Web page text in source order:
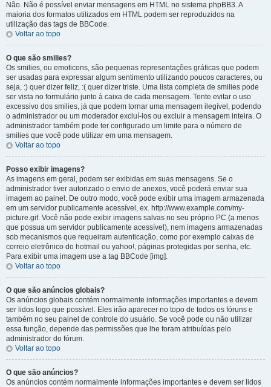
Não. Não é possível enviar mensagens em HTML no sistema phpBB3. A
maioria dos formatos utilizados em HTML podem ser reproduzidos na
utilização das tags de BBCode.
Voltar ao topo
O que são smilies?
Os smilies, ou emoticons, são pequenas representações gráficas que podem
ser usadas para expressar algum sentimento utilizando poucos caracteres, ou
seja, :) quer dizer feliz, :( quer dizer triste. Uma lista completa de smilies pode
ser vista no formulário junto à caixa de cada mensagem. Tente evitar o uso
excessivo dos smilies, já que podem tornar uma mensagem ilegível, podendo
o administrador ou um moderador excluí-los ou excluir a mensagem inteira. O
administrador também pode ter configurado um limite para o número de
smilies que você pode utilizar em uma mensagem.
Voltar ao topo
Posso exibir imagens?
As imagens em geral, podem ser exibidas em suas mensagens. Se o
administrador tiver autorizado o envio de anexos, você poderá enviar sua
imagem ao painel. De outro modo, você pode exibir uma imagem armazenada
em um servidor publicamente acessível, ex. http://www.example.com/my-
picture.gif. Você não pode exibir imagens salvas no seu próprio PC (a menos
que possua um servidor publicamente acessível), nem imagens armazenadas
sob mecanismos que requeiram autenticação, como por exemplo caixas de
correio eletrônico do hotmail ou yahoo!, páginas protegidas por senha, etc.
Para exibir uma imagem use a tag BBCode [img].
Voltar ao topo
O que são anúncios globais?
Os anúncios globais contém normalmente informações importantes e devem
ser lidos logo que possível. Eles irão aparecer no topo de todos os fóruns e
também no seu painel de controle do usuário. Se você pode ou não utilizar
essa função, depende das permissões que lhe foram atribuídas pelo
administrador do fórum.
Voltar ao topo
O que são anúncios?
Os anúncios contém normalmente informações importantes e devem ser lidos